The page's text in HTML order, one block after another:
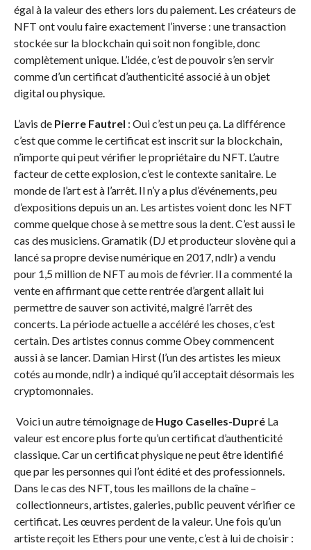
égal à la valeur des ethers lors du paiement. Les créateurs de
NFT ont voulu faire exactement l’inverse : une transaction
stockée sur la blockchain qui soit non fongible, donc
complètement unique. L’idée, c’est de pouvoir s’en servir
comme d’un certificat d’authenticité associé à un objet
digital ou physique.
L’avis de Pierre Fautrel : Oui c’est un peu ça. La différence
c’est que comme le certificat est inscrit sur la blockchain,
n’importe qui peut vérifier le propriétaire du NFT. L’autre
facteur de cette explosion, c’est le contexte sanitaire. Le
monde de l’art est à l’arrêt. Il n’y a plus d’événements, peu
d’expositions depuis un an. Les artistes voient donc les NFT
comme quelque chose à se mettre sous la dent. C’est aussi le
cas des musiciens. Gramatik (DJ et producteur slovène qui a
lancé sa propre devise numérique en 2017, ndlr) a vendu
pour 1,5 million de NFT au mois de février. Il a commenté la
vente en affirmant que cette rentrée d’argent allait lui
permettre de sauver son activité, malgré l’arrêt des
concerts. La période actuelle a accéléré les choses, c’est
certain. Des artistes connus comme Obey commencent
aussi à se lancer. Damian Hirst (l’un des artistes les mieux
cotés au monde, ndlr) a indiqué qu’il acceptait désormais les
cryptomonnaies.
Voici un autre témoignage de Hugo Caselles-DupréLa
valeur est encore plus forte qu’un certificat d’authenticité
classique. Car un certificat physique ne peut être identifié
que par les personnes qui l’ont édité et des professionnels.
Dans le cas des NFT, tous les maillons de la chaîne –
collectionneurs, artistes, galeries, public peuvent vérifier ce
certificat. Les œuvres perdent de la valeur. Une fois qu’un
artiste reçoit les Ethers pour une vente, c’est à lui de choisir :